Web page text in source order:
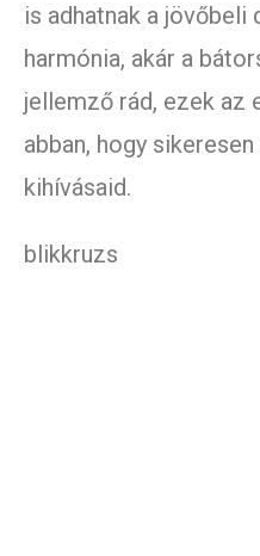
is adhatnak a jövőbeli
harmónia, akár a
jellemző rád, ezek az
abban, hogy
kihívásaid.
blikkruzs